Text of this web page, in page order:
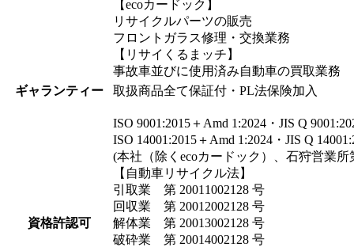
【ecoカードック】
リサイクルパーツの販売
フロントガラス修理・交換業務
【リサイくるまッチ】
事故車並びに使用済み自動車の買取業務
ギャランティー
取扱商品全て保証付・PL法保険加入
資格許認可
ISO 9001:2015＋Amd 1:2024・JIS Q
ISO 14001:2015＋Amd 1:2024・JIS Q
(本社（除くecoカードック）、石狩営業
【自動車リサイクル法】
引取業 第 20011002128 号
回収業 第 20012002128 号
解体業 第 20013002128 号
破砕業 第 20014002128 号